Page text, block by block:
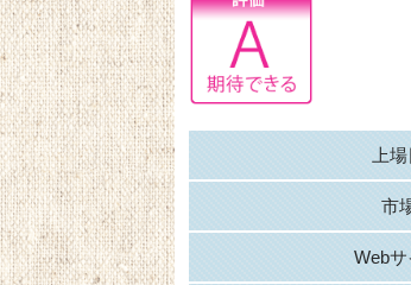
上
市
Webサ